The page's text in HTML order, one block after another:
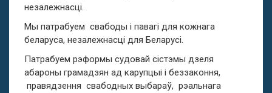
незалежнасці.
Мы патрабуем свабоды і павагі для кожнага
беларуса, незалежнасці для Беларусі.
Патрабуем рэформы судовай сістэмы дзеля
абароны грамадзян ад карупцыі і беззаконня,
правядзення свабодных выбараў, рэальнага